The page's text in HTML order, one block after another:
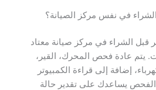
في نفس مركز الصيانة؟
الشراء في مركز صيانة معتاد
يتم عادة فحص المحرك، القير،
إضافة إلى قراءة الكمبيوتر
الفحص يساعدك على تقدير حالة